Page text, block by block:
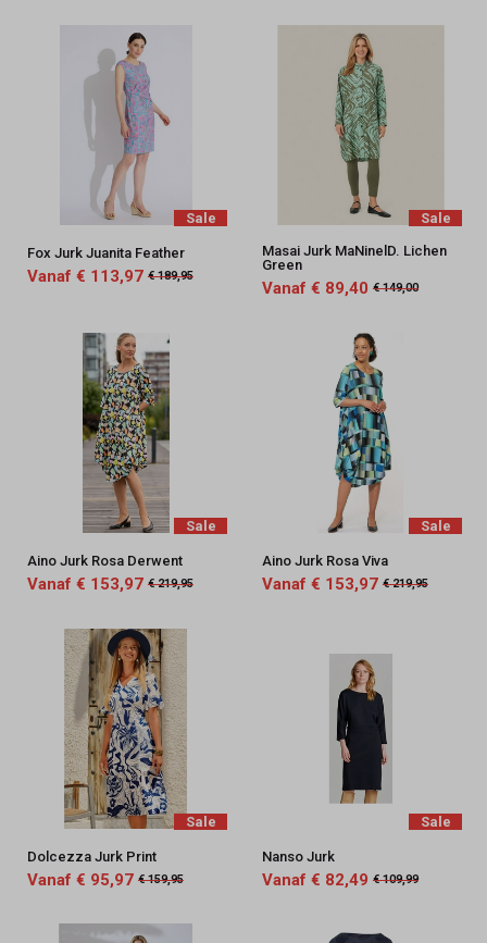
Sale
Fox Jurk Juanita Feather
Vanaf € 113,97 € 189,95
Sale
Masai Jurk MaNinelD. Lichen
Green
Vanaf € 89,40 € 149,00
Sale
Aino Jurk Rosa Derwent
Vanaf € 153,97 € 219,95
Sale
Aino Jurk Rosa Viva
Vanaf € 153,97 € 219,95
Sale
Dolcezza Jurk Print
Vanaf € 95,97 € 159,95
Sale
Nanso Jurk
Vanaf € 82,49 € 109,99